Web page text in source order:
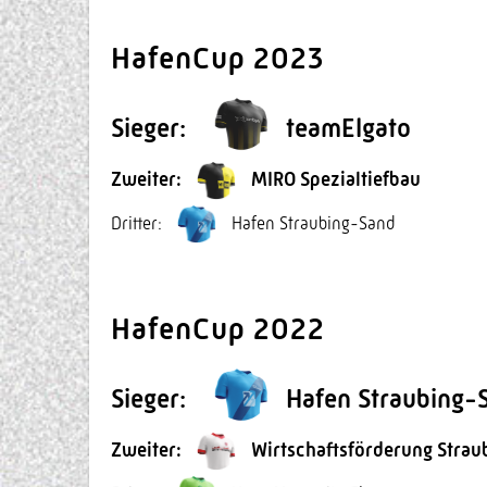
HafenCup 2023
Sieger: teamElgato
Zweiter: MIRO Spezialtiefbau
Dritter: Hafen Straubing-Sand
HafenCup 2022
Sieger: Hafen Straubing-
Zweiter: Wirtschaftsförderung